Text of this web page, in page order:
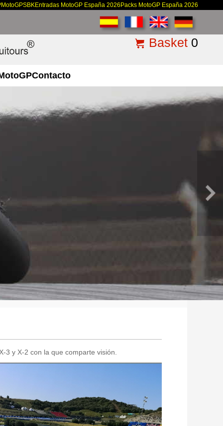
MotoGPSBKEntradas MotoGP España 2026 Packs MotoGP España 2026
Basket 0
Contacto
3 y X-2 con la que comparte visión.